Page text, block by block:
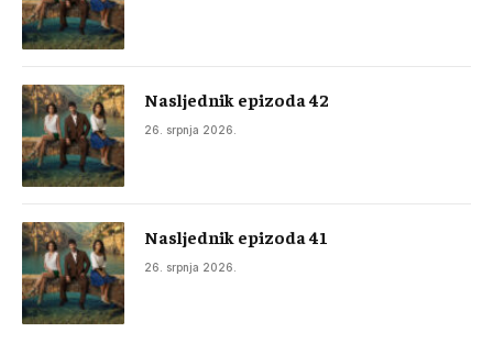
Nasljednik epizoda 42
26. srpnja 2026.
Nasljednik epizoda 41
26. srpnja 2026.